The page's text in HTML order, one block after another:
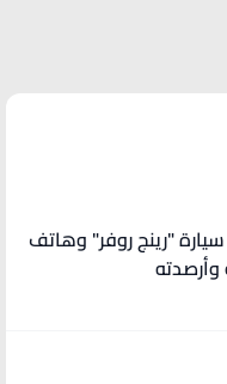
"أغنى متسول" في فلسطين .. سيارة "رينج روفر" وهاتف